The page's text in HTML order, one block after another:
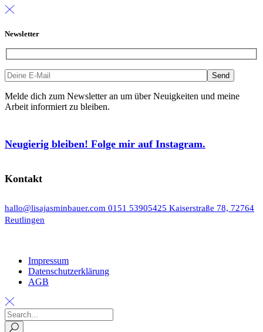
Newsletter
Melde dich zum Newsletter an um über Neuigkeiten und meine
Arbeit informiert zu bleiben.
Neugierig bleiben! Folge mir auf Instagram.
Kontakt
hallo@lisajasminbauer.com 0151 53905425 Kaiserstraße 78, 72764
Reutlingen
Impressum
Datenschutzerklärung
AGB